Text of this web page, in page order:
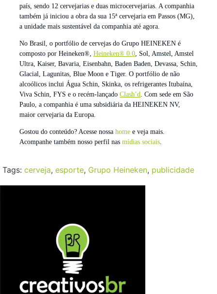
país, sendo 12 cervejarias e duas microcervejarias. A companhia
também já iniciou a obra da sua 15ª cervejaria em Passos (MG),
a unidade mais sustentável da companhia até agora.
No Brasil, o portfólio de cervejas do Grupo HEINEKEN é
composto por Heineken®, Heineken® 0.0, Sol, Amstel, Amstel
Ultra, Kaiser, Bavaria, Eisenbahn, Baden Baden, Devassa, Schin,
Glacial, Lagunitas, Blue Moon e Tiger. O portfólio de não
alcoólicos inclui Água Schin, Skinka, os refrigerantes Itubaína,
Viva Schin, FYS e o recém-lançado Clash’d. Com sede em São
Paulo, a companhia é uma subsidiária da HEINEKEN NV,
maior cervejaria da Europa.
Gostou do conteúdo? Acesse nossa home e veja mais.
Acompanhe também nosso perfil nas mídias sociais.
Tags: cerveja, esporte, Grupo Heineken, publicidade